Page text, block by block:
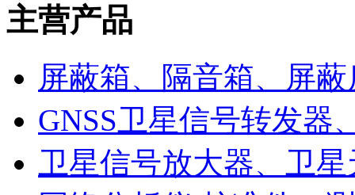
主营产品
屏蔽箱、隔音箱、屏
GNSS卫星信号转发器
卫星信号放大器、卫